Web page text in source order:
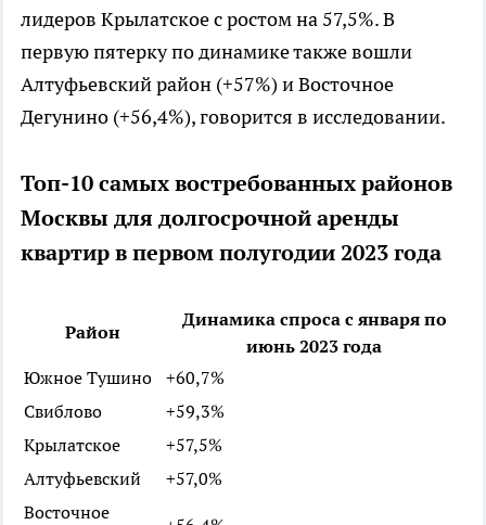
лидеров Крылатское с ростом на 57,5%. В
первую пятерку по динамике также вошли
Алтуфьевский район (+57%) и Восточное
Дегунино (+56,4%), говорится в исследовании.
Топ-10 самых востребованных районов
Москвы для долгосрочной аренды
квартир в первом полугодии 2023 года
Район
Динамика спроса с января по
июнь 2023 года
Южное Тушино
+60,7%
Свиблово
+59,3%
Крылатское
+57,5%
Алтуфьевский
+57,0%
Восточное